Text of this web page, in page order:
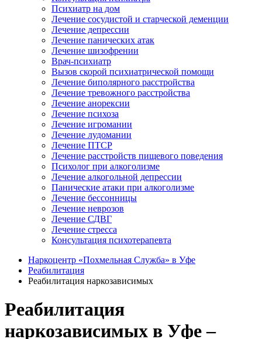
Психиатр на дом
Лечение сосудистой и старческой деменции
Лечение депрессии
Лечение панических атак
Лечение шизофрении
Врач-психиатр
Вызов скорой психиатрической помощи
Лечение биполярного расстройства
Лечение тревожного расстройства
Лечение анорексии
Лечение психоза
Лечение игромании
Лечение лудомании
Лечение ПТСР
Лечение расстройств пищевого поведения
Психолог при алкоголизме
Лечение алкогольной депрессии
Панические атаки при алкоголизме
Лечение бессонницы
Лечение неврозов
Лечение СДВГ
Лечение стресса
Консультация психотерапевта
Наркоцентр «Похмельная Служба» в Уфе
Реабилитация
Реабилитация наркозависимых
Реабилитация
наркозависимых в Уфе –